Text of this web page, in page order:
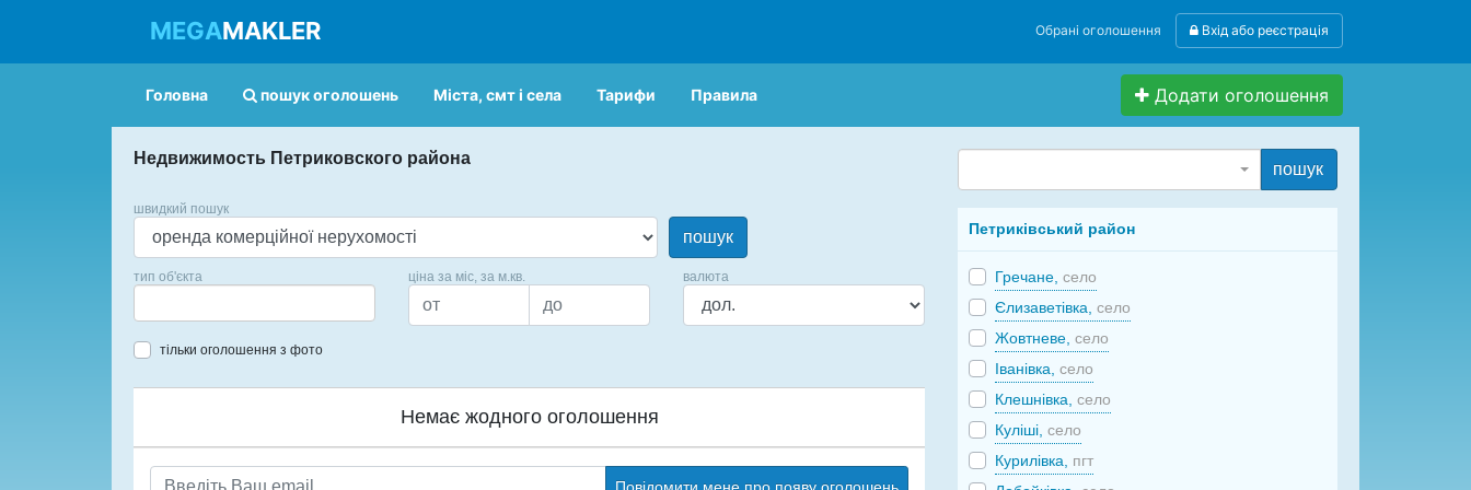
MEGAMAKLER Обрані оголошення Вхід або реєстрація
Головна пошук оголошень Міста, смт і села Тарифи Правила Додати оголошення
Недвижимость Петриковского района
швидкий пошук
пошук
тип об'єкта ціна за міс, за м.кв. валюта
тільки оголошення з фото
Немає жодного оголошення
Повідомити мене про появу оголошень
пошук
Петриківський район
Гречане,село
Єлизаветівка,село
Жовтневе,село
Іванівка,село
Клешнівка,село
Куліші,село
Курилівка, пгт